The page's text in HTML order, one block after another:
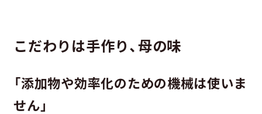
こだわりは手作り、母の味
「添加物や効率化のための機械は使いま
せん」